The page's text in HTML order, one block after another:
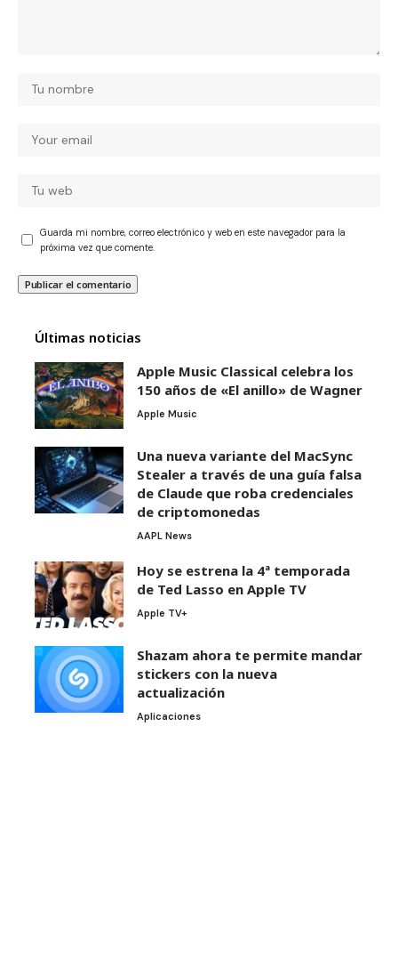
Guarda mi nombre, correo electrónico y web en este navegador para la
próxima vez que comente.
Últimas noticias
Apple Music Classical celebra los
150 años de «El anillo» de Wagner
Apple Music
Una nueva variante del MacSync
Stealer a través de una guía falsa
de Claude que roba credenciales
de criptomonedas
AAPL News
Hoy se estrena la 4ª temporada
de Ted Lasso en Apple TV
Apple TV+
Shazam ahora te permite mandar
stickers con la nueva
actualización
Aplicaciones